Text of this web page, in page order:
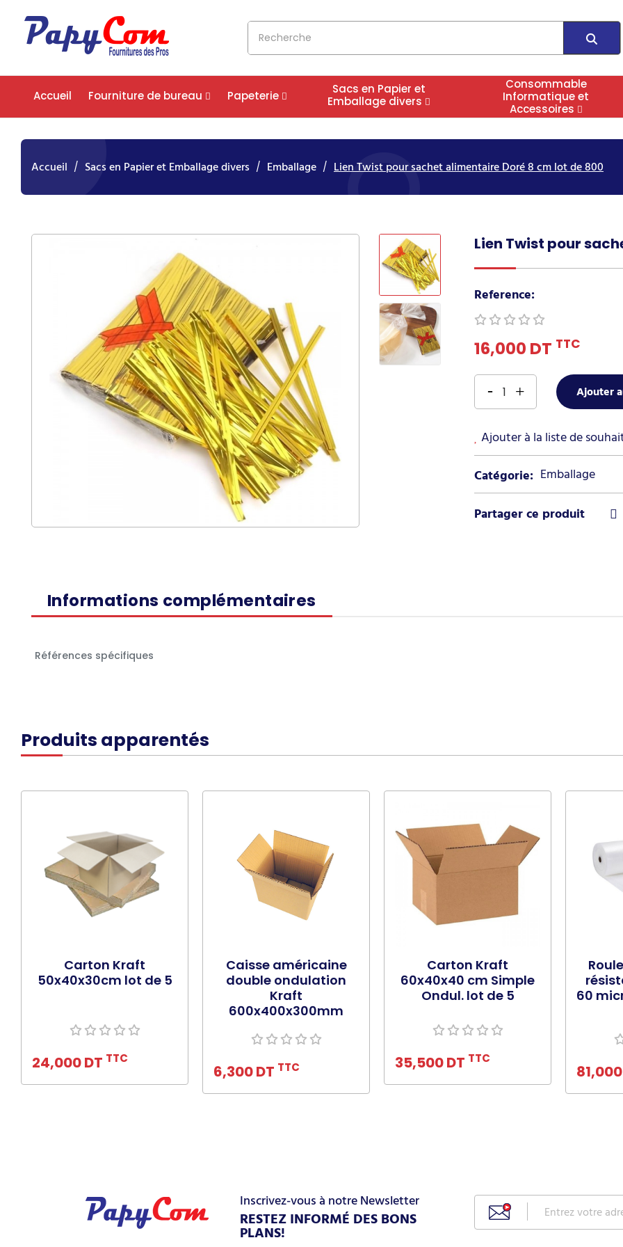
Accueil Fourniture de bureau Papeterie
Sacs en Papier et
Emballage divers
Consommable
Informatique et
Accessoires
Accueil Sacs en Papier et Emballage divers Emballage Lien Twist pour sachet alimentaire Doré 8 cm lot de 800
Lien Twist pour
Reference:
16,000 DT TTC
Ajouter
Ajouter à la liste de
Catégorie: Emballage
Informations complémentaires
Références spécifiques
Produits apparentés
Carton Kraft
50x40x30cm lot de 5
24,000 DT TTC
Caisse américaine
double ondulation
Kraft
600x400x300mm
6,300 DT TTC
Ajouter au panier
Carton Kraft
60x40x40 cm Simple
Ondul. lot de 5
35,500 DT TTC
60
Inscrivez-vous à notre Newsletter
RESTEZ INFORMÉ DES BONS
PLANS!